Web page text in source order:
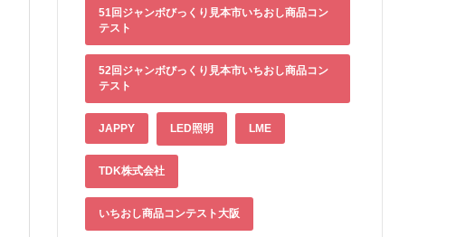
51回ジャンボびっくり見本市いちおし商品コン
テスト
52回ジャンボびっくり見本市いちおし商品コン
テスト
JAPPY LED照明 LME
TDK株式会社
いちおし商品コンテスト大阪